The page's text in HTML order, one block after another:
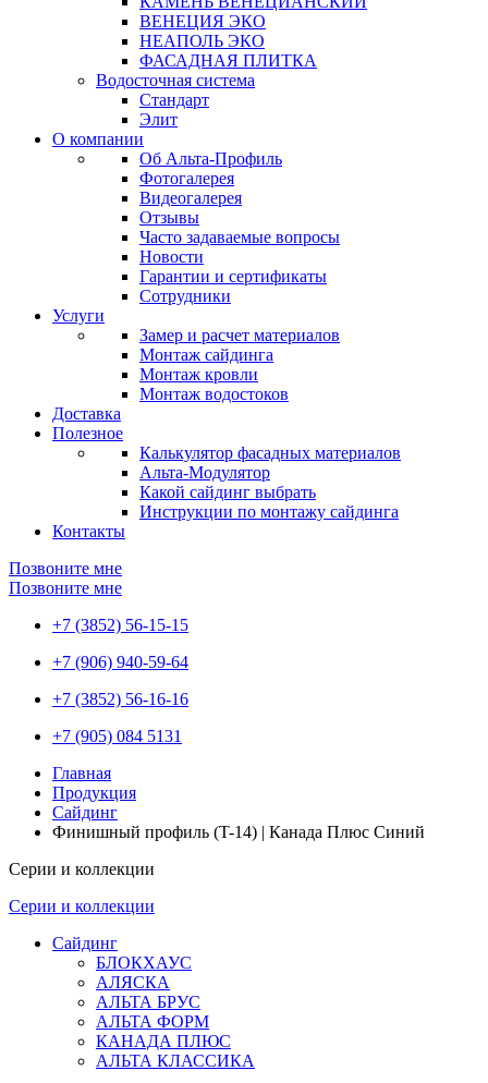
ВЕНЕЦИЯ ЭКО
НЕАПОЛЬ ЭКО
ФАСАДНАЯ ПЛИТКА
Водосточная система
Стандарт
Элит
О компании
Об Альта-Профиль
Фотогалерея
Видеогалерея
Отзывы
Часто задаваемые вопросы
Новости
Гарантии и сертификаты
Сотрудники
Услуги
Замер и расчет материалов
Монтаж сайдинга
Монтаж кровли
Монтаж водостоков
Доставка
Полезное
Калькулятор фасадных материалов
Альта-Модулятор
Какой сайдинг выбрать
Инструкции по монтажу сайдинга
Контакты
Позвоните мне
Позвоните мне
+7 (3852) 56-15-15
+7 (906) 940-59-64
+7 (3852) 56-16-16
+7 (905) 084 5131
Главная
Продукция
Сайдинг
Финишный профиль (T-14) | Канада Плюс Синий
Серии и коллекции
Серии и коллекции
Сайдинг
БЛОКХАУС
АЛЯСКА
АЛЬТА БРУС
АЛЬТА ФОРМ
КАНАДА ПЛЮС
АЛЬТА КЛАССИКА